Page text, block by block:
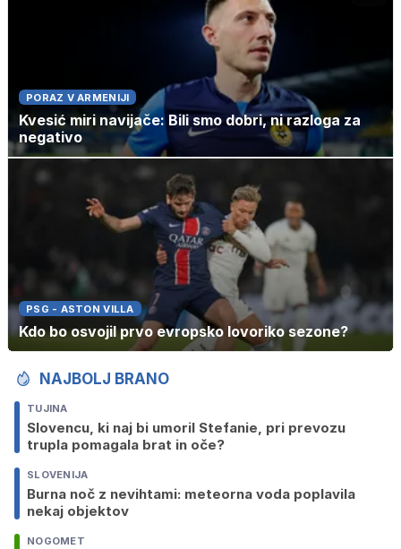
PORAZ V ARMENIJI
Kvesić miri navijače: Bili smo dobri, ni razloga za
negativo
PSG - ASTON VILLA
Kdo bo osvojil prvo evropsko lovoriko sezone?
NAJBOLJ BRANO
TUJINA
Slovencu, ki naj bi umoril Stefanie, pri prevozu
trupla pomagala brat in oče?
SLOVENIJA
Burna noč z nevihtami: meteorna voda poplavila
nekaj objektov
NOGOMET